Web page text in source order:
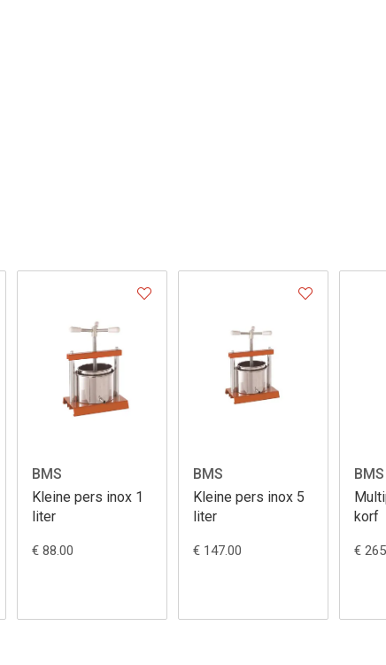
BMS
Kleine pers inox 1
liter
€ 88.00
BMS
Kleine pers inox 5
liter
€ 147.00
BMS
korf
€